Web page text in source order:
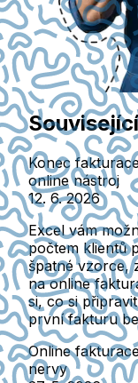
Konec
online nástroj
12. 6. 2026
Excel vám
počtem klientů
špatné vzorce,
na online
si, co si
první fakturu
Online
nervy